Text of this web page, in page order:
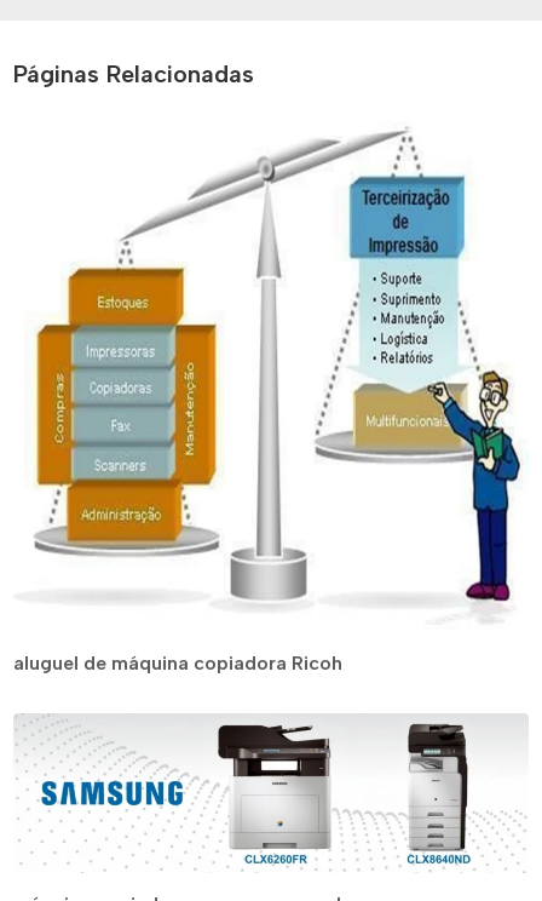
Páginas Relacionadas
aluguel de máquina copiadora Ricoh